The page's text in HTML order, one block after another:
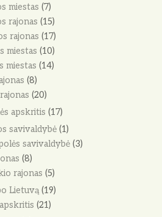
miestas (7)
rajonas (15)
rajonas (17)
miestas (10)
miestas (14)
(8)
(20)
apskritis (17)
savivaldybė(1)
savivaldybė(3)
(8)
rajonas (5)
Lietuvą(19)
(21)